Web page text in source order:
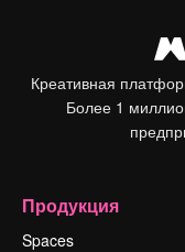
Креативная
Более 1
Продукция
Spaces